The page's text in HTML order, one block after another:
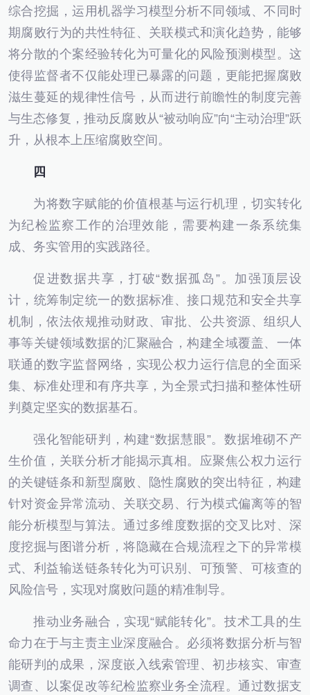
综合挖掘，运用机器学习模型分析不同领域、不同时
期腐败行为的共性特征、关联模式和演化趋势，能够
将分散的个案经验转化为可量化的风险预测模型。这
使得监督者不仅能处理已暴露的问题，更能把握腐败
滋生蔓延的规律性信号，从而进行前瞻性的制度完善
与生态修复，推动反腐败从“被动响应”向“主动治理”跃
升，从根本上压缩腐败空间。
四
为将数字赋能的价值根基与运行机理，切实转化
为纪检监察工作的治理效能，需要构建一条系统集
成、务实管用的实践路径。
促进数据共享，打破“数据孤岛”。加强顶层设
计，统筹制定统一的数据标准、接口规范和安全共享
机制，依法依规推动财政、审批、公共资源、组织人
事等关键领域数据的汇聚融合，构建全域覆盖、一体
联通的数字监督网络，实现公权力运行信息的全面采
集、标准处理和有序共享，为全景式扫描和整体性研
判奠定坚实的数据基石。
强化智能研判，构建“数据慧眼”。数据堆砌不产
生价值，关联分析才能揭示真相。应聚焦公权力运行
的关键链条和新型腐败、隐性腐败的突出特征，构建
针对资金异常流动、关联交易、行为模式偏离等的智
能分析模型与算法。通过多维度数据的交叉比对、深
度挖掘与图谱分析，将隐藏在合规流程之下的异常模
式、利益输送链条转化为可识别、可预警、可核查的
风险信号，实现对腐败问题的精准制导。
推动业务融合，实现“赋能转化”。技术工具的生
命力在于与主责主业深度融合。必须将数据分析与智
能研判的成果，深度嵌入线索管理、初步核实、审查
调查、以案促改等纪检监察业务全流程。通过数据支